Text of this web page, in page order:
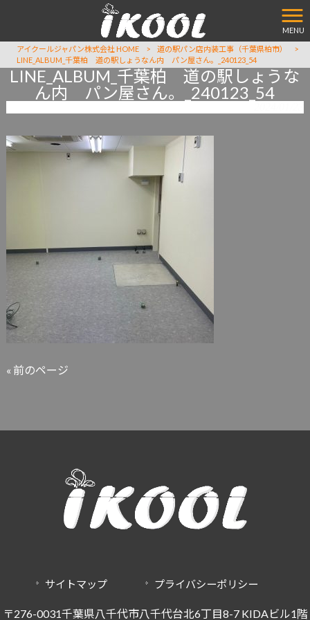
MENU
アイクールジャパン株式会社 HOME > 道の駅パン店内装工事（千葉県柏市）
>
LINE_ALBUM_千葉柏 道の駅しょうなん内 パン屋さん。_240123_54
LINE_ALBUM_千葉柏 道の駅しょうな
ん内 パン屋さん。_240123_54
« 前のページ
サイトマップ プライバシーポリシー
〒276-0031千葉県八千代市八千代台北6丁目8-7 KIDAビル1階